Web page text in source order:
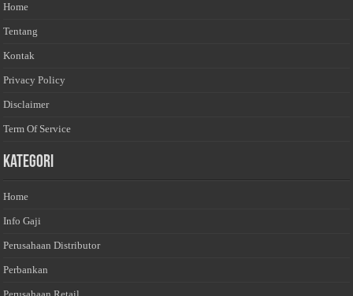
Home
Tentang
Kontak
Privacy Policy
Disclaimer
Term Of Service
Kategori
Home
Info Gaji
Perusahaan Distributor
Perbankan